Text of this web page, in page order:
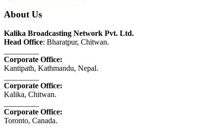
About Us
Kalika Broadcasting Network Pvt. Ltd.
Head Office: Bharatpur, Chitwan.
Corporate Office:
Kantipath, Kathmandu, Nepal.
Corporate Office:
Kalika, Chitwan.
Corporate Office:
Toronto, Canada.